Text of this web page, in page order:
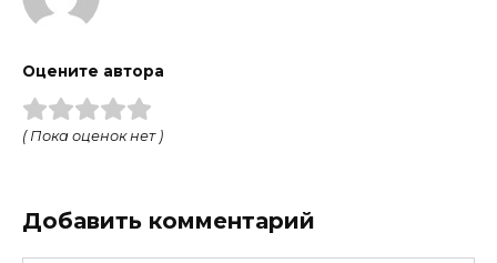
Оцените автора
( Пока оценок нет )
Добавить комментарий